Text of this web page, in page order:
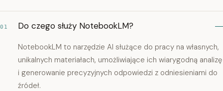
01 Do czego służy NotebookLM?
NotebookLM to narzędzie AI służące do pracy na własnych,
unikalnych materiałach, umożliwiające ich wiarygodną analizę
i generowanie precyzyjnych odpowiedzi z odniesieniami do
źródeł.